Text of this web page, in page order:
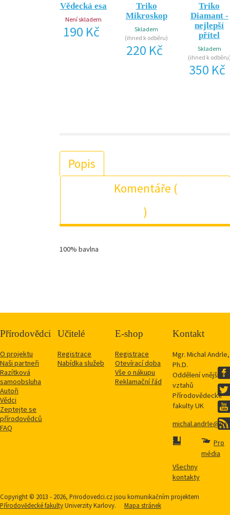
Vědecká esa
Není skladem
190 Kč
Triko
Mikroskop
Skladem
(ihned k odběru)
220 Kč
Triko
Diamant -
nejlepší
přítel
Skladem
(ihned k
350 Kč
Popis
Komentáře (
)
100% bavlna
Přírodovědci
O projektu
Naši partneři
Razítková
samoobsluha
Autoři
Vědci
Zeptejte se
přírodovědců
FAQ
Učitelé
Registrace
Nabídka služeb
E-shop
Registrace
Otevírací doba
Vše o nákupu
Reklamační řád
Kontakt
Mgr. Michal Andrle,
Ph.D.
Oddělení vnějších
vztahů
Přírodovědecké
fakulty UK
Všechny
kontakty
Pro
média
Copyright © 2013 - 2026, Prirodovedci.cz jsou komunikačním projektem
Přírodovědecké fakultyUniverzity Karlovy. Mapa stránek